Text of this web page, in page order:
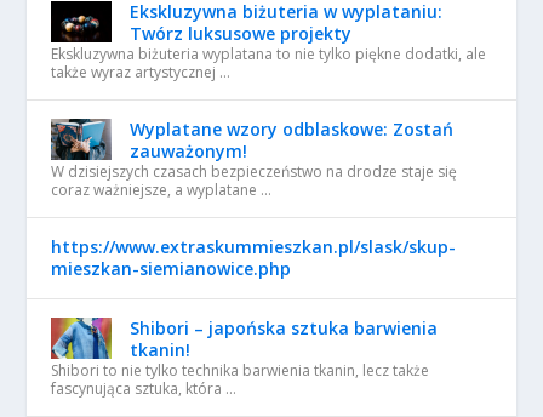
Ekskluzywna biżuteria w wyplataniu:
Twórz luksusowe projekty
Ekskluzywna biżuteria wyplatana to nie tylko piękne dodatki, ale
także wyraz artystycznej …
Wyplatane wzory odblaskowe: Zostań
zauważonym!
W dzisiejszych czasach bezpieczeństwo na drodze staje się
coraz ważniejsze, a wyplatane …
https://www.extraskummieszkan.pl/slask/skup-
mieszkan-siemianowice.php
Shibori – japońska sztuka barwienia
tkanin!
Shibori to nie tylko technika barwienia tkanin, lecz także
fascynująca sztuka, która …